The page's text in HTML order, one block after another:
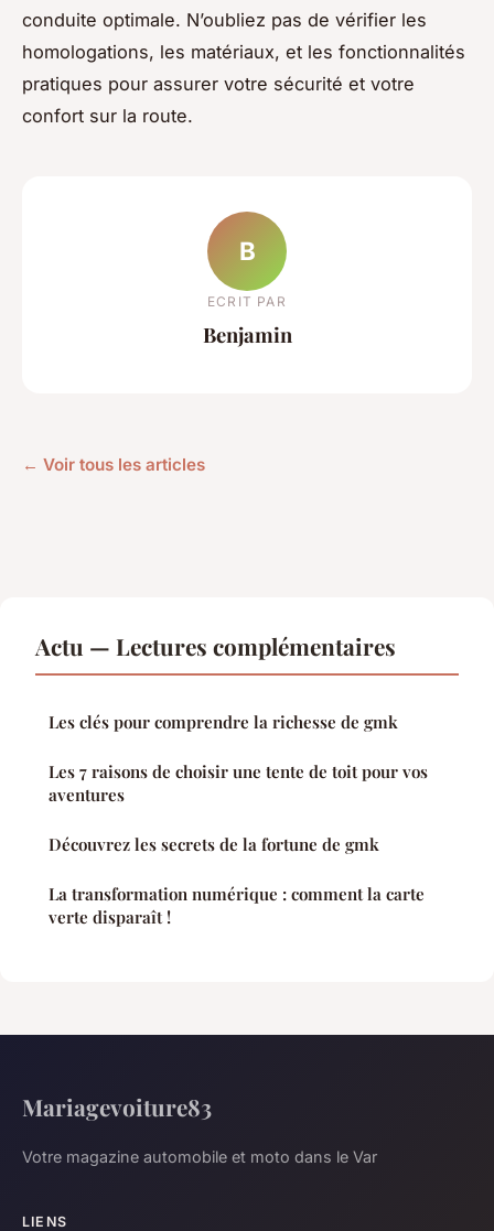
conduite optimale. N’oubliez pas de vérifier les
homologations, les matériaux, et les fonctionnalités
pratiques pour assurer votre sécurité et votre
confort sur la route.
B
ECRIT PAR
Benjamin
← Voir tous les articles
Actu — Lectures complémentaires
Les clés pour comprendre la richesse de gmk
Les 7 raisons de choisir une tente de toit pour vos
aventures
Découvrez les secrets de la fortune de gmk
La transformation numérique : comment la carte
verte disparaît !
Mariagevoiture83
Votre magazine automobile et moto dans le Var
LIENS